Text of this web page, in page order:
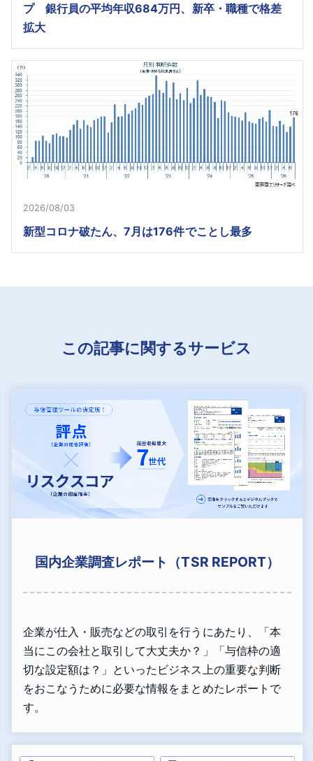
プ 銀行員の平均年収684万円、新卒・職種で格差
拡大
2026/08/03
新型コロナ破たん、7月は176件でことし最多
この記事に関するサービス
国内企業調査レポート（TSR REPORT）
企業が仕入・販売などの取引を行うにあたり、「本
当にこの会社と取引して大丈夫か？」「与信枠の適
切な設定額は？」といったビジネス上の重要な判断
をおこなうために必要な情報をまとめたレポートで
す。